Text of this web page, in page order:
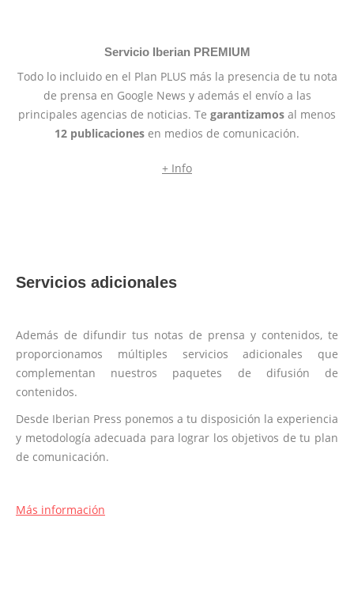
Servicio Iberian PREMIUM
Todo lo incluido en el Plan PLUS más la presencia de tu nota
de prensa en Google News y además el envío a las
principales agencias de noticias. Te garantizamos al menos
12 publicaciones en medios de comunicación.
+ Info
Servicios adicionales
Además de difundir tus notas de prensa y contenidos, te
proporcionamos múltiples servicios adicionales que
complementan nuestros paquetes de difusión de
contenidos.
Desde Iberian Press ponemos a tu disposición la experiencia
y metodología adecuada para lograr los objetivos de tu plan
de comunicación.
Más información